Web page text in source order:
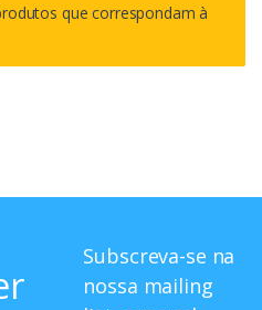
que correspondam à
Subscreva-se na
nossa mailing